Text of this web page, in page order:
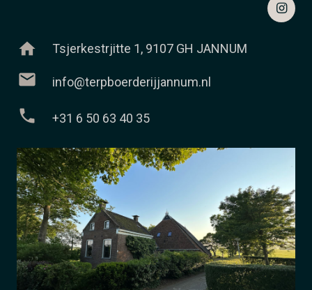
home Tsjerkestrjitte 1, 9107 GH JANNUM
mail info@terpboerderijjannum.nl
phone +31 6 50 63 40 35